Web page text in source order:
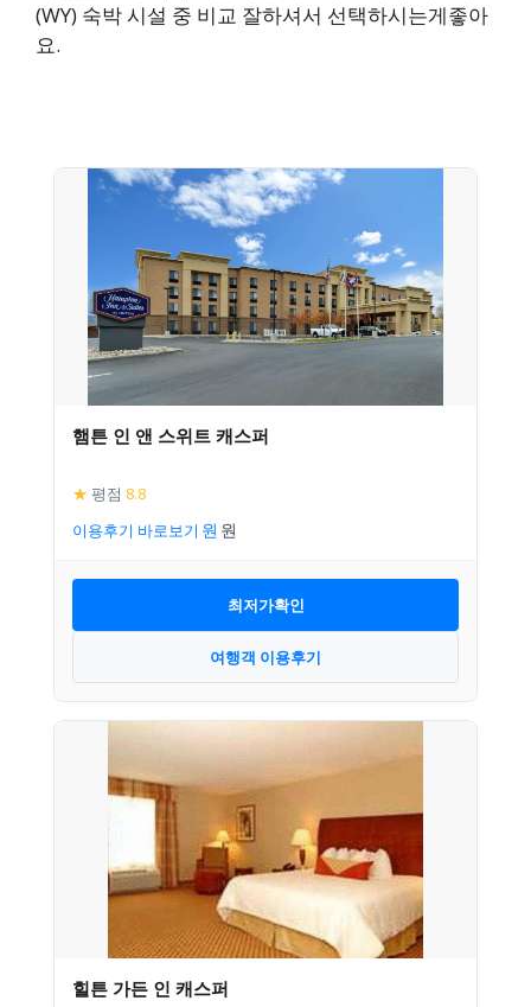
(WY) 숙박 시설 중 비교 잘하셔서 선택하시는게좋아
요.
햄튼 인 앤 스위트 캐스퍼
★ 평점 8.8
이용후기 바로보기
최저가확인
여행객 이용후기
힐튼 가든 인 캐스퍼